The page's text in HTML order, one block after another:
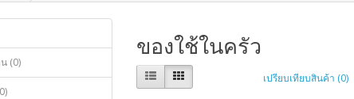
(0)
ของใช้ในครัว
เปรียบเทียบสินค้า (0)